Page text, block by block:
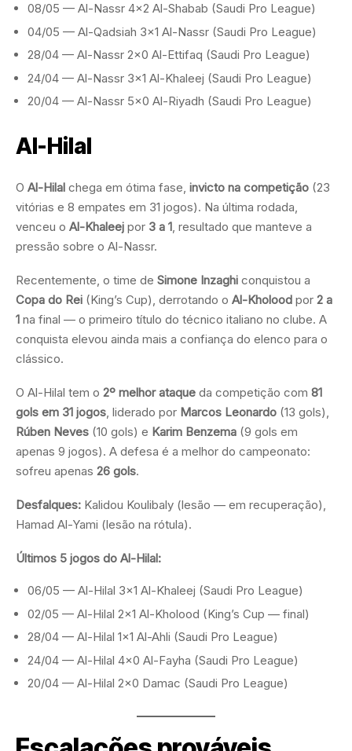
08/05 — Al-Nassr 4×2 Al-Shabab (Saudi Pro League)
04/05 — Al-Qadsiah 3×1 Al-Nassr (Saudi Pro League)
28/04 — Al-Nassr 2×0 Al-Ettifaq (Saudi Pro League)
24/04 — Al-Nassr 3×1 Al-Khaleej (Saudi Pro League)
20/04 — Al-Nassr 5×0 Al-Riyadh (Saudi Pro League)
Al-Hilal
O Al-Hilal chega em ótima fase, invicto na competição (23
vitórias e 8 empates em 31 jogos). Na última rodada,
venceu o Al-Khaleej por 3 a 1, resultado que manteve a
pressão sobre o Al-Nassr.
Recentemente, o time de Simone Inzaghi conquistou a
Copa do Rei (King’s Cup), derrotando o Al-Kholood por 2 a
1 na final — o primeiro título do técnico italiano no clube. A
conquista elevou ainda mais a confiança do elenco para o
clássico.
O Al-Hilal tem o 2º melhor ataque da competição com 81
gols em 31 jogos, liderado por Marcos Leonardo (13 gols),
Rúben Neves (10 gols) e Karim Benzema (9 gols em
apenas 9 jogos). A defesa é a melhor do campeonato:
sofreu apenas 26 gols.
Desfalques: Kalidou Koulibaly (lesão — em recuperação),
Hamad Al-Yami (lesão na rótula).
Últimos 5 jogos do Al-Hilal:
06/05 — Al-Hilal 3×1 Al-Khaleej (Saudi Pro League)
02/05 — Al-Hilal 2×1 Al-Kholood (King’s Cup — final)
28/04 — Al-Hilal 1×1 Al-Ahli (Saudi Pro League)
24/04 — Al-Hilal 4×0 Al-Fayha (Saudi Pro League)
20/04 — Al-Hilal 2×0 Damac (Saudi Pro League)